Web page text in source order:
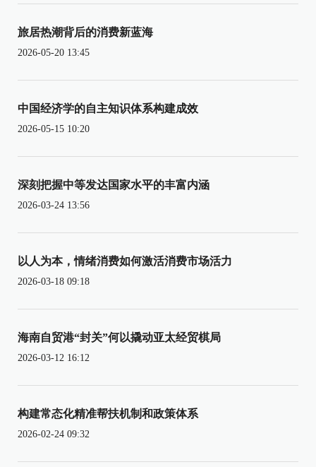
旅居热潮背后的消费新蓝海
2026-05-20 13:45
中国经济学的自主知识体系构建成效
2026-05-15 10:20
深刻把握中等发达国家水平的丰富内涵
2026-03-24 13:56
以人为本，情绪消费如何激活消费市场活力
2026-03-18 09:18
海南自贸港“封关”何以撬动亚太经贸棋局
2026-03-12 16:12
构建常态化精准帮扶机制和政策体系
2026-02-24 09:32